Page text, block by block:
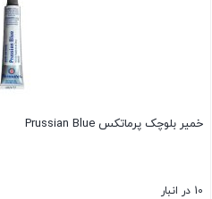
خمیر بلوچک پرماتکس Prussian Blue
10 در انبار